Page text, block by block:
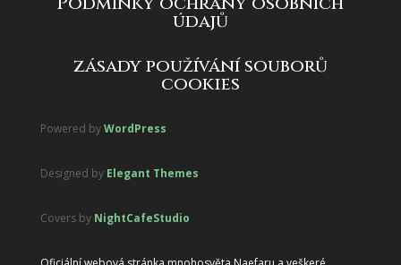
údajů
zásady používání souborů
cookies
Powered byWordPress
Designed by Elegant Themes
Covers by NightCafeStudio